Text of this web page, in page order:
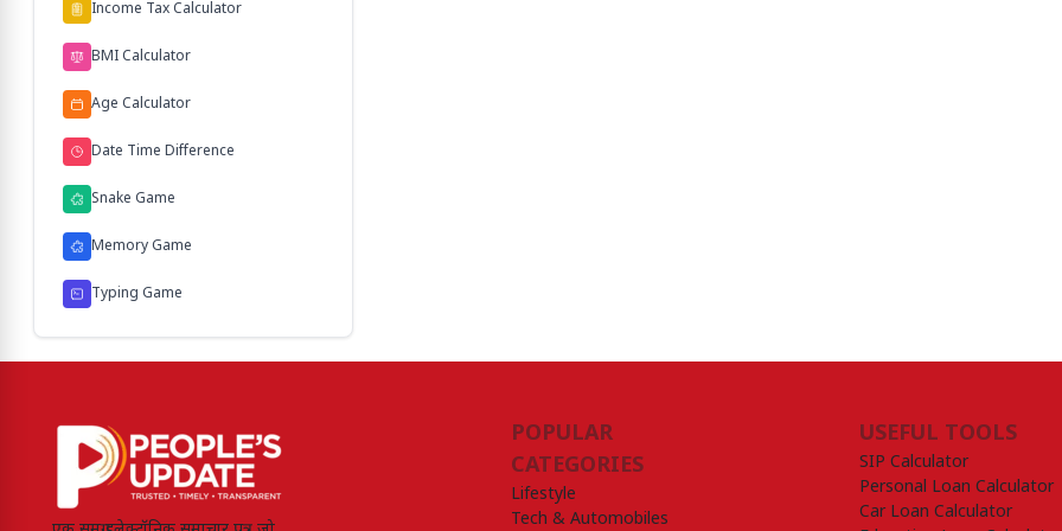
Income Tax Calculator
BMI Calculator
Age Calculator
Date Time Difference
Snake Game
Memory Game
Typing Game
POPULAR
CATEGORIES
Lifestyle
Tech & Automobiles
USEFUL TOOLS
SIP Calculator
Personal Loan Calculator
Car Loan Calculator